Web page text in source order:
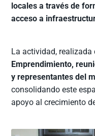
locales a través de
acceso a
La actividad, realizada
Emprendimiento,
y representantes del
consolidando este
apoyo al crecimiento